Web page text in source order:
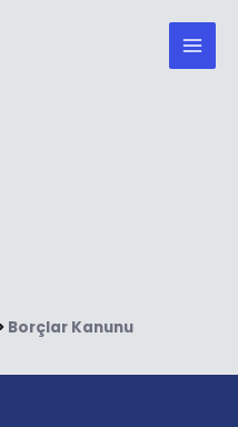
Borçlar Kanunu